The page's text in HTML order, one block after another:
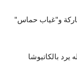
و"غياب حماس"
بالكاتيوشا